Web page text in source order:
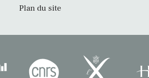
Plan du site